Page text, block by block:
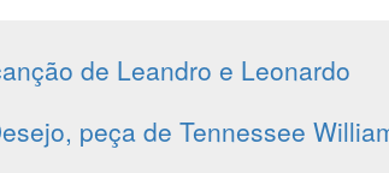
de Leandro e Leonardo
peça de Tennessee